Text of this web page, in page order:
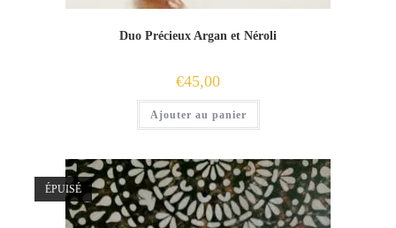
Duo Précieux Argan et Néroli
€45,00
Ajouter au panier
ÉPUISÉ